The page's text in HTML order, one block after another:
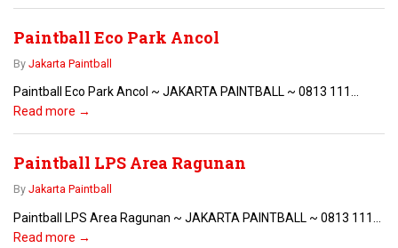
Paintball Eco Park Ancol
By Jakarta Paintball
Paintball Eco Park Ancol ~ JAKARTA PAINTBALL ~ 0813 111...
Read more →
Paintball LPS Area Ragunan
By Jakarta Paintball
Paintball LPS Area Ragunan ~ JAKARTA PAINTBALL ~ 0813 111...
Read more →